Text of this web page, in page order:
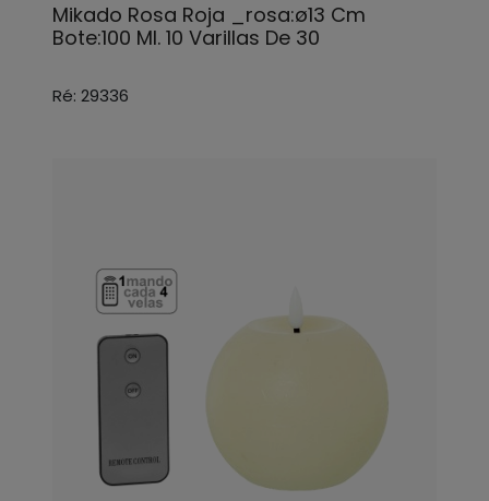
Mikado Rosa Roja _rosa:ø13 Cm
Bote:100 Ml. 10 Varillas De 30
Ré: 29336